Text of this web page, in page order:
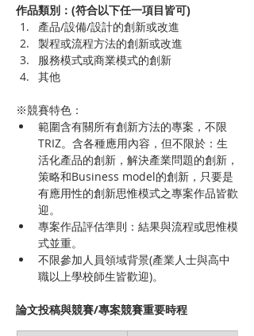
作品類別：(符合以下任一項目皆可)
產品/設備/設計的創新或改進
製程或流程方法的創新或改進
服務模式或商業模式的創新
其他
※競賽特色：
範圍含有關所有創新方法的專案，不限
TRIZ。含各種應用內容，但不限於：生
活化產品的創新，解決產業問題的創新，
策略和Business model的創新，只要是
有應用性的創新思惟模式之專案作品皆歡
迎。
專案作品評估準則：結果與流程或思惟模
式並重。
不限參加人員領域背景(產業人士與高中
職以上學校師生皆歡迎)。
論文投稿與競賽/專案競賽重要時程